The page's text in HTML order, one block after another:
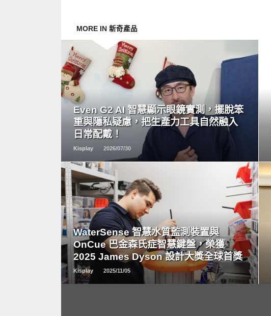
MORE IN 新奇產品
Even G2 AI 智慧顯示眼鏡實測，擺脫笨
重與隱私疑慮，把生產力工具自然融入
日常配戴！
Kisplay 2026/07/30
READ
MORE
WaterSense 智慧水質監測裝置與
OnCue 巴金森氏症智慧鍵盤，榮獲
2025 James Dyson 設計大獎全球首獎
Kisplay 2025/11/05
READ
MORE